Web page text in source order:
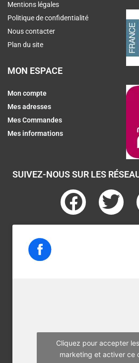
Mentions légales
Politique de confidentialité
Nous contacter
Plan du site
MON ESPACE
Mon compte
Mes adresses
Mes Commandes
Mes informations
SUIVEZ-NOUS SUR LES
F
a
T
w
Cliquez pour accepter
marketing et activer ce